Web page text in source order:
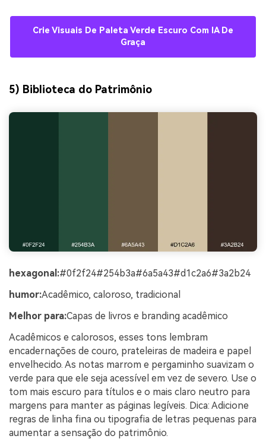
Crie Visuais De Paleta Verde Escuro Com IA De
Graça
5) Biblioteca do Patrimônio
hexagonal:#0f2f24#254b3a#6a5a43#d1c2a6#3a2b24
humor:Acadêmico, caloroso, tradicional
Melhor para:Capas de livros e branding acadêmico
Acadêmicos e calorosos, esses tons lembram
encadernações de couro, prateleiras de madeira e papel
envelhecido. As notas marrom e pergaminho suavizam o
verde para que ele seja acessível em vez de severo. Use o
tom mais escuro para títulos e o mais claro neutro para
margens para manter as páginas legíveis. Dica: Adicione
regras de linha fina ou tipografia de letras pequenas para
aumentar a sensação do patrimônio.